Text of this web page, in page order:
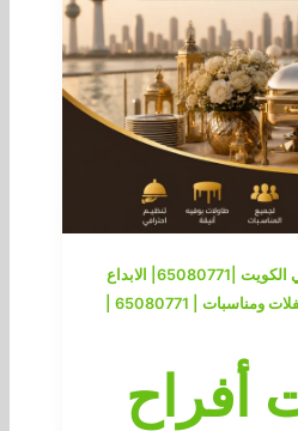
خدمة الضيافة العربية في الكويت |65080771| الابداع
أفراح